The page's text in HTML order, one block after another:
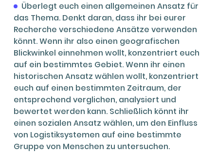
Überlegt euch einen allgemeinen Ansatz für
das Thema. Denkt daran, dass ihr bei eurer
Recherche verschiedene Ansätze verwenden
könnt. Wenn ihr also einen geografischen
Blickwinkel einnehmen wollt, konzentriert euch
auf ein bestimmtes Gebiet. Wenn ihr einen
historischen Ansatz wählen wollt, konzentriert
euch auf einen bestimmten Zeitraum, der
entsprechend verglichen, analysiert und
bewertet werden kann. Schließlich könnt ihr
einen sozialen Ansatz wählen, um den Einfluss
von Logistiksystemen auf eine bestimmte
Gruppe von Menschen zu untersuchen.